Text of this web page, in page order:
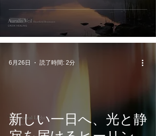
ド。CROIX
HEALING『Auralis
Veil -Heartfield
Resonance』6月26日
新しい一日へ、光と静
6月26日 読了時間: 2分